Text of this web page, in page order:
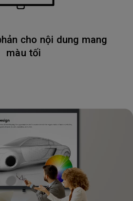
cho nội dung mang
màu tối